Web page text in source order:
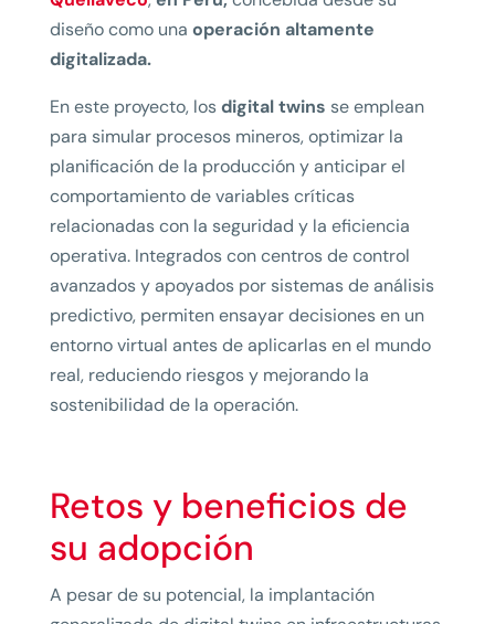
diseño como una operación altamente
digitalizada.
En este proyecto, losdigital twins se emplean
para simular procesos mineros, optimizar la
planificación de la producción y anticipar el
comportamiento de variables críticas
relacionadas con la seguridad y la eficiencia
operativa. Integrados con centros de control
avanzados y apoyados por sistemas de análisis
predictivo, permiten ensayar decisiones en un
entorno virtual antes de aplicarlas en el mundo
real, reduciendo riesgos y mejorando la
sostenibilidad de la operación.
Retos y beneficios de
su adopción
A pesar de su potencial, la implantación